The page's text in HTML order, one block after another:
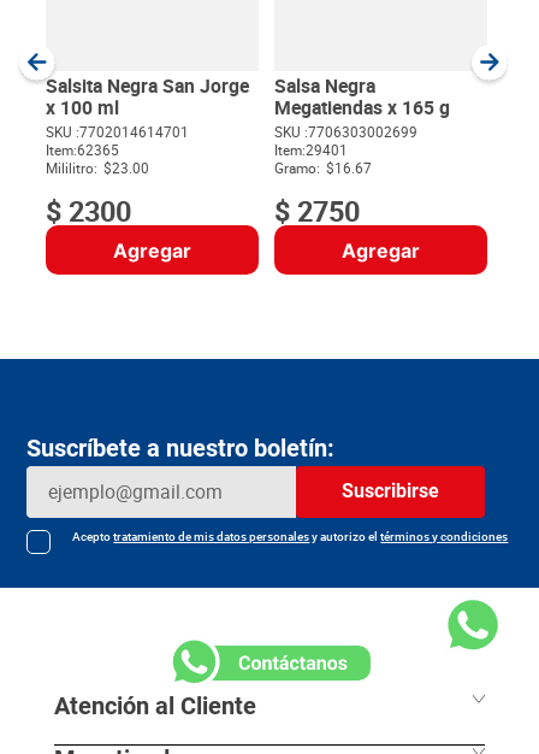
Salsita Negra San Jorge
x 100 ml
SKU :7702014614701
Item:62365
Mililitro: $23.00
$ 2300
Agregar
Salsa Negra
Megatiendas x 165 g
SKU :7706303002699
Item:29401
Gramo: $16.67
$ 2750
Agregar
Suscríbete a nuestro boletín:
Suscribirse
Aceptotratamiento de mis datos personalesy autorizo eltérminos y condiciones
Atención al Cliente